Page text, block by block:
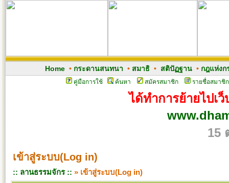
Home• กระดานสนทนา • สมาธิ• สติปัฏฐาน• กฎแห่งก
คู่มือการใช้ ค้นหา สมัครสมาชิก รายชื่อสมาชิก
ได้ทำการย้ายไปเ
15
เข้าสู่ระบบ(Log in)
:: ลานธรรมจักร :: » เข้าสู่ระบบ(Log in)